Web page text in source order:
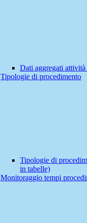
Dati aggregati
Tipologie di procedimento
Tipologie di
in tabelle)
Monitoraggio tempi